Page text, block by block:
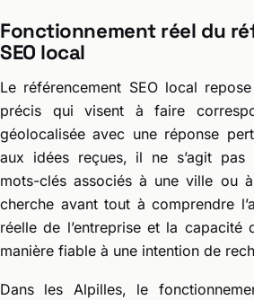
Fonctionnement réel du
SEO local
Le référencement SEO local
précis qui visent à faire
géolocalisée avec une réponse
aux idées reçues, il ne s’agit pas
mots-clés associés à une ville ou
cherche avant tout à comprendre
réelle de l’entreprise et la capacité
manière fiable à une intention de
Dans les Alpilles, le